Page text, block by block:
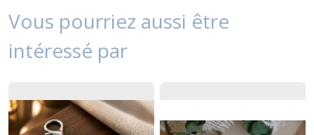
Vous pourriez aussi être
intéressé par